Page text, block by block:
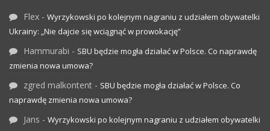
Flex - Wyrzykowski po kolejnym nagraniu z udziałem obywatelki
Ukrainy: „Nie dajcie się wciągnąć w prowokację”
Hammurabi - SBU będzie mogła działać w Polsce. Co naprawdę
zmienia nowa umowa?
zgred malkontent - SBU będzie mogła działać w Polsce. Co
naprawdę zmienia nowa umowa?
Jans - Wyrzykowski po kolejnym nagraniu z udziałem obywatelki